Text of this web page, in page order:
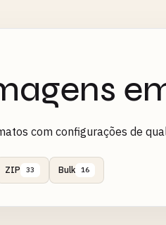
com configurações de
ZIP 33 Bulk 16